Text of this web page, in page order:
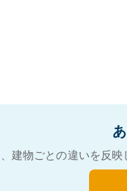
建物ごとの違いを反